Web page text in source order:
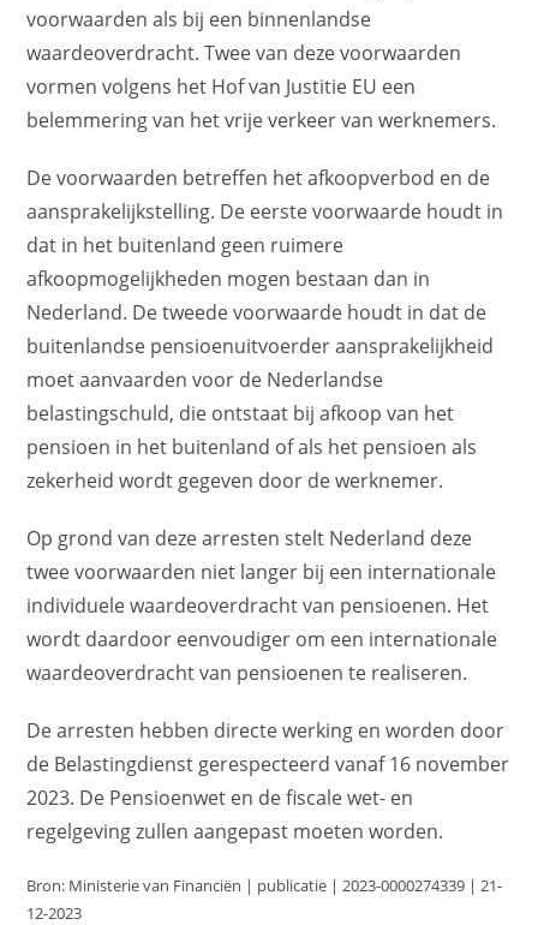
voorwaarden als bij een binnenlandse
waardeoverdracht. Twee van deze voorwaarden
vormen volgens het Hof van Justitie EU een
belemmering van het vrije verkeer van werknemers.
De voorwaarden betreffen het afkoopverbod en de
aansprakelijkstelling. De eerste voorwaarde houdt in
dat in het buitenland geen ruimere
afkoopmogelijkheden mogen bestaan dan in
Nederland. De tweede voorwaarde houdt in dat de
buitenlandse pensioenuitvoerder aansprakelijkheid
moet aanvaarden voor de Nederlandse
belastingschuld, die ontstaat bij afkoop van het
pensioen in het buitenland of als het pensioen als
zekerheid wordt gegeven door de werknemer.
Op grond van deze arresten stelt Nederland deze
twee voorwaarden niet langer bij een internationale
individuele waardeoverdracht van pensioenen. Het
wordt daardoor eenvoudiger om een internationale
waardeoverdracht van pensioenen te realiseren.
De arresten hebben directe werking en worden door
de Belastingdienst gerespecteerd vanaf 16 november
2023. De Pensioenwet en de fiscale wet- en
regelgeving zullen aangepast moeten worden.
Bron: Ministerie van Financiën | publicatie | 2023-0000274339 | 21-
12-2023